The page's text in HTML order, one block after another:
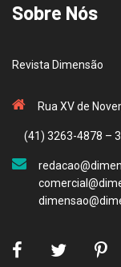
Sobre Nós
Revista Dimensão
Rua XV de
(41) 3263-4878 –